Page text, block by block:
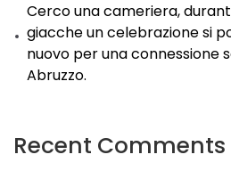
Cerco una cameriera,
giacche un celebrazione si
nuovo per una connessione
Abruzzo.
Recent Comments